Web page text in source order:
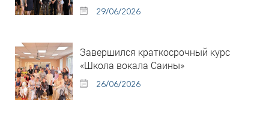
29/06/2026
Завершился краткосрочный курс
«Школа вокала Саины»
26/06/2026